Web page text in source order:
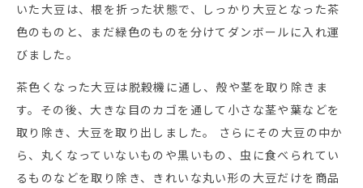
いた大豆は、根を折った状態で、しっかり大豆となった茶
色のものと、まだ緑色のものを分けてダンボールに入れ運
びました。
茶色くなった大豆は脱穀機に通し、殻や茎を取り除きま
す。その後、大きな目のカゴを通して小さな茎や葉などを
取り除き、大豆を取り出しました。 さらにその大豆の中か
ら、丸くなっていないものや黒いもの、虫に食べられてい
るものなどを取り除き、きれいな丸い形の大豆だけを商品